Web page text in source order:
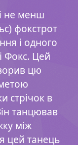
не менш
фокстрот
і одного
Фокс. Цей
цю
стрічок в
танцював
між
цей танець